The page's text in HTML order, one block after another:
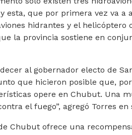
esta, que por primera vez va
hidrantes y el
la provincia sostiene en
al gobernador electo de
que hicieron posible que,
opere en Chubut. Una
el fuego”, agregó Torres en
Chubut ofrece una